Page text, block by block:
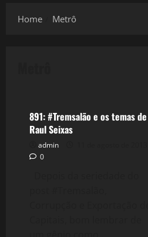
Home Metrô
891: #Tremsalão e os temas de
Raul Seixas
admin
0